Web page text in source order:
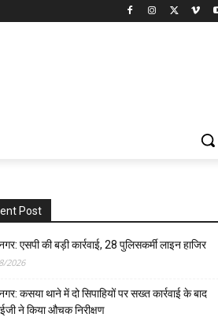
Post
एसपी की बड़ी कार्रवाई, 28 पुलिसकर्मी लाइन हाजिर
2026
कसया थाने में दो सिपाहियों पर सख्त कार्रवाई के बाद
ने किया औचक निरीक्षण